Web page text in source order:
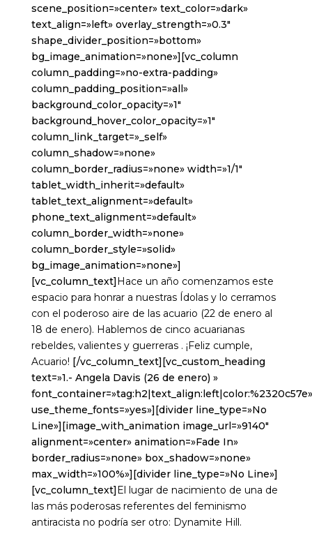
scene_position=»center» text_color=»dark»
text_align=»left» overlay_strength=»0.3″
shape_divider_position=»bottom»
bg_image_animation=»none»][vc_column
column_padding=»no-extra-padding»
column_padding_position=»all»
background_color_opacity=»1″
background_hover_color_opacity=»1″
column_link_target=»_self»
column_shadow=»none»
column_border_radius=»none» width=»1/1″
tablet_width_inherit=»default»
tablet_text_alignment=»default»
phone_text_alignment=»default»
column_border_width=»none»
column_border_style=»solid»
bg_image_animation=»none»]
[vc_column_text] Hace un año comenzamos este
espacio para honrar a nuestras Ídolas y lo cerramos
con el poderoso aire de las acuario (22 de enero al
18 de enero). Hablemos de cinco acuarianas
rebeldes, valientes y guerreras . ¡Feliz cumple,
Acuario! [/vc_column_text][vc_custom_heading
text=»1.- Angela Davis (26 de enero) »
font_container=»tag:h2|text_align:left|color:%2320c57e»
use_theme_fonts=»yes»][divider line_type=»No
Line»][image_with_animation image_url=»9140″
alignment=»center» animation=»Fade In»
border_radius=»none» box_shadow=»none»
max_width=»100%»][divider line_type=»No Line»]
[vc_column_text] El lugar de nacimiento de una de
las más poderosas referentes del feminismo
antiracista no podría ser otro: Dynamite Hill.